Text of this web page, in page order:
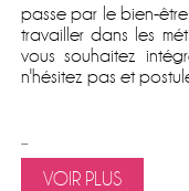
passe par le bien-
travailler dans les
vous souhaitez
n'hésitez pas et
...
VOIR PLUS